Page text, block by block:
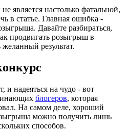
является настолько фатальной,
в статье. Главная ошибка -
Давайте разбираться,
продвигать розыгрыш в
результат.
надеяться на чудо - вот
блогеров, которая
На самом деле, хороший
можно получить лишь
способов.